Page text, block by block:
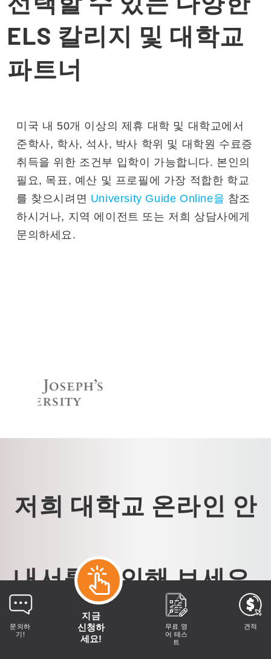
문의하
기!
견적
무료 영
어 테스
트
지금
신청하
세요!
ELS 칼리지 및 대학교
파트너
미국 내 50개 이상의 제휴 대학 및 대학교에서
준학사, 학사, 석사, 박사 학위 및 대학원 수료증
취득을 위한 조건부 입학이 가능합니다. 본인의
필요, 목표, 예산 및 프로필에 가장 적합한 학교
를 찾으시려면 University Guide Online을 참조
하시거나, 지역 에이전트 또는 저희 상담사에게
문의하세요.
저희 대학교 온라인 안
내서를 확인해 보세요.
당신의 목표에 가장 잘 맞는 대학교, 전문대학 또는
직업 교육 프로그램을 찾아보세요.